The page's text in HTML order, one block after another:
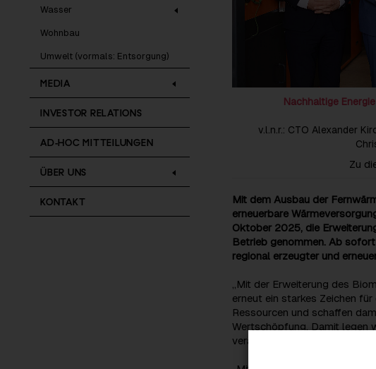
Wasser
Wohnbau
Umwelt (vormals: Entsorgung)
MEDIA
INVESTOR RELATIONS
AD-HOC MITTEILUNGEN
ÜBER UNS
KONTAKT
Nachhaltige
v.l.n.r.: CTO Alexander
Zu
Mit dem Ausbau der
erneuerbare
Oktober 2025, die
Betrieb genommen. Ab
regional erzeugter und
„Mit der Erweiterung des
erneut ein starkes Zeichen
Ressourcen und schaffen
Wertschöpfung. Damit legen
verantwortungsvoll